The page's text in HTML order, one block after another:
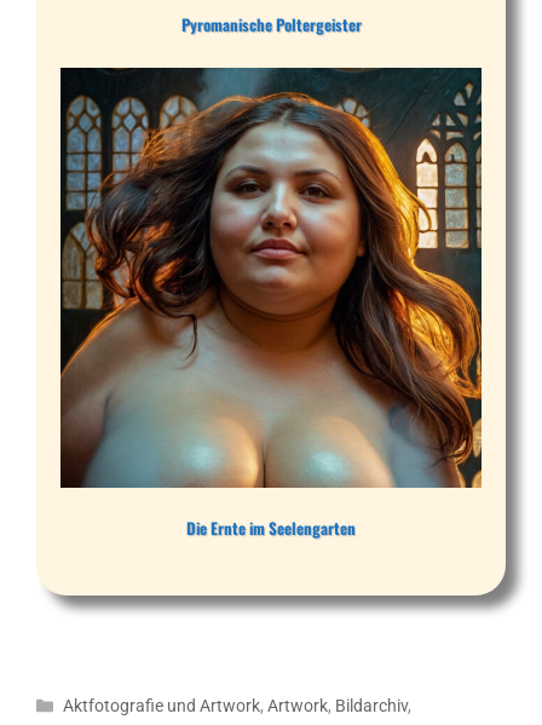
Pyromanische Poltergeister
Die Ernte im Seelengarten
Kategorien
Aktfotografie und Artwork,Artwork, Bildarchiv,